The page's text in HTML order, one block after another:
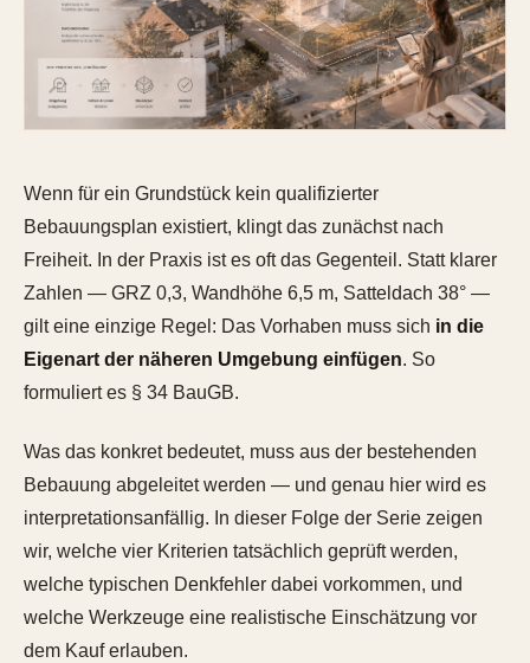
Wenn für ein Grundstück kein qualifizierter
Bebauungsplan existiert, klingt das zunächst nach
Freiheit. In der Praxis ist es oft das Gegenteil. Statt klarer
Zahlen — GRZ 0,3, Wandhöhe 6,5 m, Satteldach 38° —
gilt eine einzige Regel: Das Vorhaben muss sich in die
Eigenart der näheren Umgebung einfügen. So
formuliert es § 34 BauGB.
Was das konkret bedeutet, muss aus der bestehenden
Bebauung abgeleitet werden — und genau hier wird es
interpretationsanfällig. In dieser Folge der Serie zeigen
wir, welche vier Kriterien tatsächlich geprüft werden,
welche typischen Denkfehler dabei vorkommen, und
welche Werkzeuge eine realistische Einschätzung vor
dem Kauf erlauben.